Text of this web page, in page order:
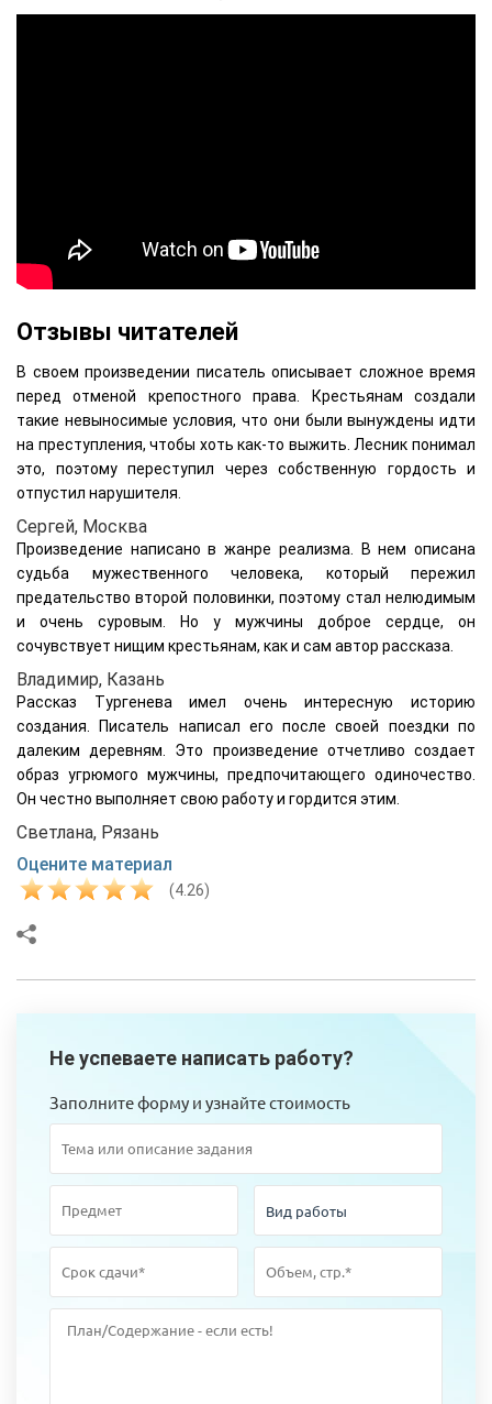
Отзывы читателей
В своем произведении писатель описывает сложное время
перед отменой крепостного права. Крестьянам создали
такие невыносимые условия, что они были вынуждены идти
на преступления, чтобы хоть как-то выжить. Лесник понимал
это, поэтому переступил через собственную гордость и
отпустил нарушителя.
Сергей, Москва
Произведение написано в жанре реализма. В нем описана
судьба мужественного человека, который пережил
предательство второй половинки, поэтому стал нелюдимым
и очень суровым. Но у мужчины доброе сердце, он
сочувствует нищим крестьянам, как и сам автор рассказа.
Владимир, Казань
Рассказ Тургенева имел очень интересную историю
создания. Писатель написал его после своей поездки по
далеким деревням. Это произведение отчетливо создает
образ угрюмого мужчины, предпочитающего одиночество.
Он честно выполняет свою работу и гордится этим.
Светлана, Рязань
Оцените материал
(4.26)
Не успеваете написать работу?
Заполните форму и узнайте стоимость